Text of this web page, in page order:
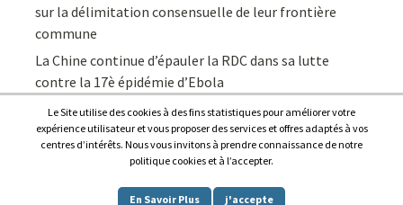
sur la délimitation consensuelle de leur frontière
commune
La Chine continue d’épauler la RDC dans sa lutte
contre la 17è épidémie d’Ebola
Afrique7, l’info du continent en continu
Le Site utilise des cookies à des fins statistiques pour améliorer votre
expérience utilisateur et vous proposer des services et offres adaptés à vos
centres d’intérêts. Nous vous invitons à prendre connaissance de notre
politique cookies et à l’accepter.
En Savoir Plus j'accepte